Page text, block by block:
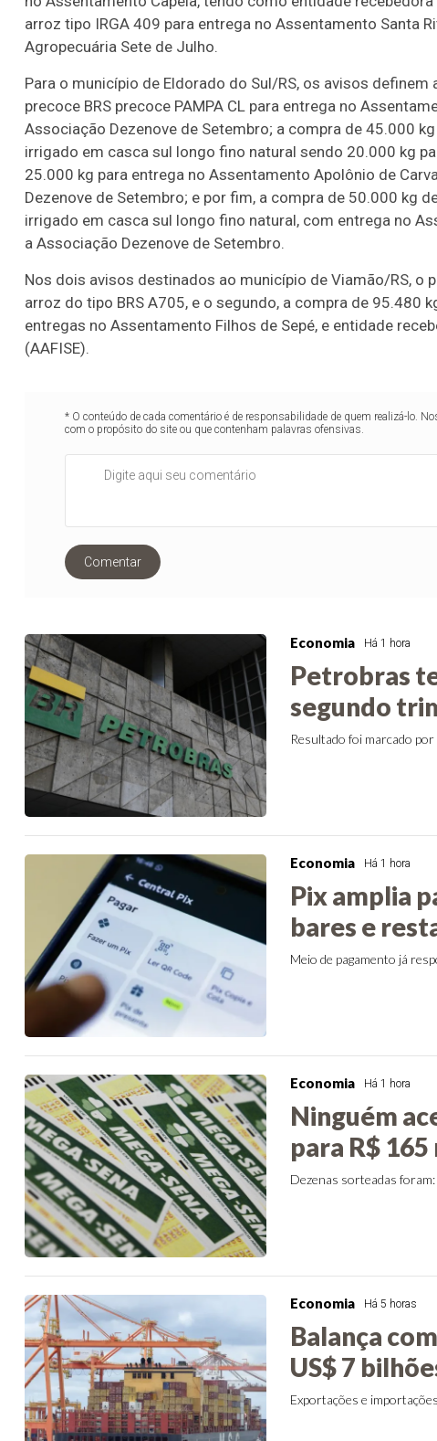
arroz tipo IRGA 409 para entrega no Assentamento Santa
Agropecuária Sete de Julho.
Para o município de Eldorado do Sul/RS, os avisos
precoce BRS precoce PAMPA CL para entrega no
Associação Dezenove de Setembro; a compra de 45.000
irrigado em casca sul longo fino natural sendo 20.000 kg
25.000 kg para entrega no Assentamento Apolônio de
Dezenove de Setembro; e por fim, a compra de 50.000 kg
irrigado em casca sul longo fino natural, com entrega no
a Associação Dezenove de Setembro.
Nos dois avisos destinados ao município de Viamão/RS,
arroz do tipo BRS A705, e o segundo, a compra de 95.480
entregas no Assentamento Filhos de Sepé, e entidade
(AAFISE).
* O conteúdo de cada comentário é de responsabilidade de quem realizá-lo.
com o propósito do site ou que contenham palavras ofensivas.
Comentar
Economia Há 1 hora
Petrobras
segundo
Resultado foi marcado
Economia Há 1 hora
Pix amplia
bares e
Meio de pagamento já
Economia Há 1 hora
Ninguém
para R$
Dezenas sorteadas
Economia Há 5 horas
Balança
US$ 7
Exportações e